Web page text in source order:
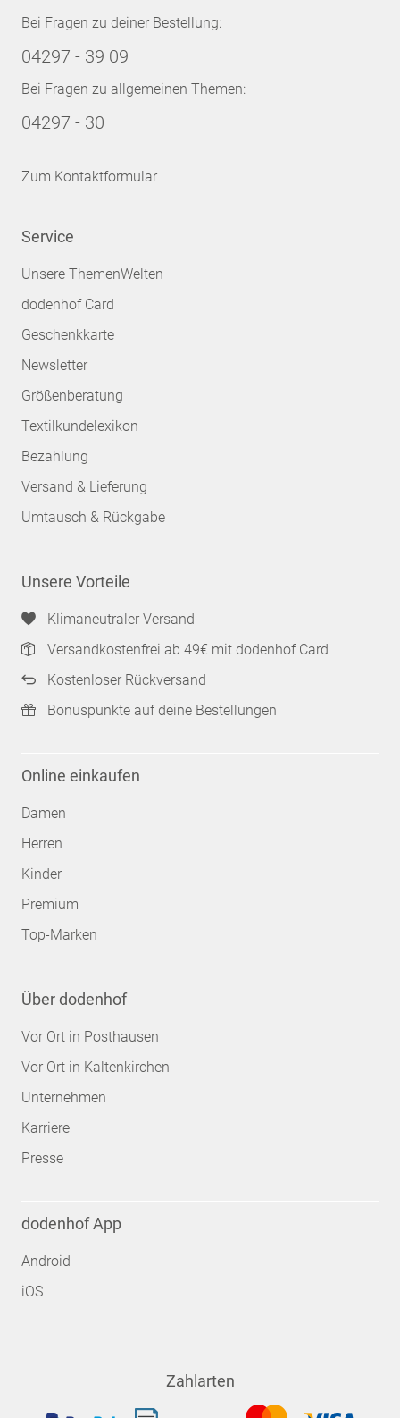
Bei Fragen zu deiner Bestellung:
04297 - 39 09
Bei Fragen zu allgemeinen Themen:
04297 - 30
Zum Kontaktformular
Service
Unsere ThemenWelten
dodenhof Card
Geschenkkarte
Newsletter
Größenberatung
Textilkundelexikon
Bezahlung
Versand & Lieferung
Umtausch & Rückgabe
Unsere Vorteile
Klimaneutraler Versand
Versandkostenfrei ab 49€ mit dodenhof Card
Kostenloser Rückversand
Bonuspunkte auf deine Bestellungen
Online einkaufen
Damen
Herren
Kinder
Premium
Top-Marken
Über dodenhof
Vor Ort in Posthausen
Vor Ort in Kaltenkirchen
Unternehmen
Karriere
Presse
dodenhof App
Android
iOS
Zahlarten